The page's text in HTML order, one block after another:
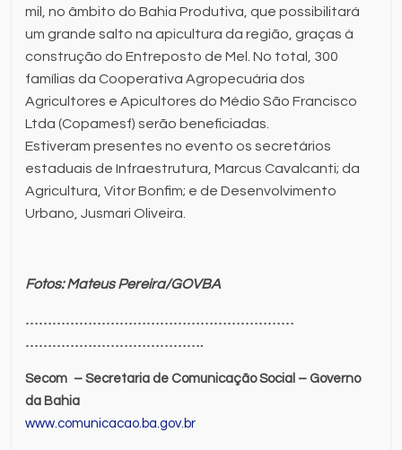
mil, no âmbito do Bahia Produtiva, que possibilitará
um grande salto na apicultura da região, graças à
construção do Entreposto de Mel. No total, 300
famílias da Cooperativa Agropecuária dos
Agricultores e Apicultores do Médio São Francisco
Ltda (Copamesf) serão beneficiadas.
Estiveram presentes no evento os secretários
estaduais de Infraestrutura, Marcus Cavalcanti; da
Agricultura, Vitor Bonfim; e de Desenvolvimento
Urbano, Jusmari Oliveira.
Fotos: Mateus Pereira/GOVBA
……………………………………………………
………………………………….
Secom – Secretaria de Comunicação Social – Governo
da Bahia
www.comunicacao.ba.gov.br